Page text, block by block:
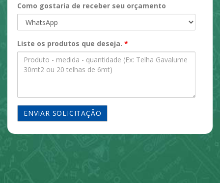
Como gostaria de receber seu orçamento
Liste os produtos que deseja. *